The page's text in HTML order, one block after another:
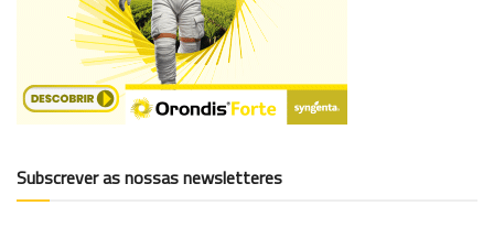
Subscrever as nossas newsletteres